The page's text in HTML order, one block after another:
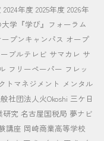
2024年度 2025年度 2026年
学『学び』フォーラム
ープンキャンパス オープ
ブルテレビ サマカレ サ
フリーペーパー フレッ
トマネジメント メンタル
社団法人火Okoshi 三ケ日
研究 名古屋国税局 夢ナビ
講座 岡崎商業高等学校